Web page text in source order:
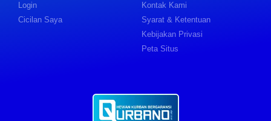
Login
Cicilan Saya
Kontak Kami
Syarat & Ketentuan
Kebijakan Privasi
Peta Situs